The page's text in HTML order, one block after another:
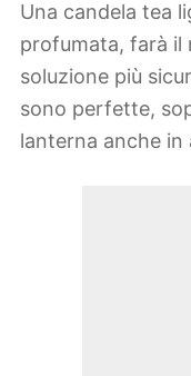
Una candela tea
profumata, farà il
soluzione più
sono perfette,
lanterna anche in